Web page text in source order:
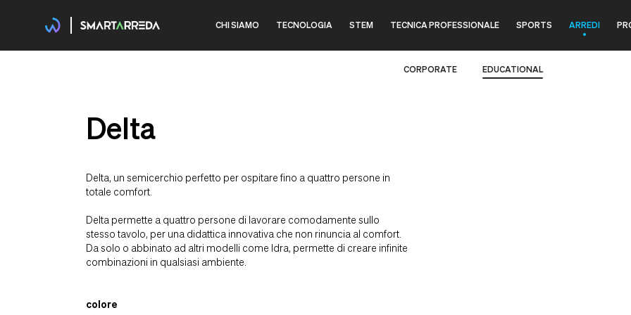
CHI SIAMO TECNOLOGIA STEM TECNICA PROFESSIONALE SPORTS ARREDI
CORPORATE EDUCATIONAL
Delta
Delta, un semicerchio perfetto per ospitare fino a quattro persone in
totale comfort.
Delta permette a quattro persone di lavorare comodamente sullo
stesso tavolo, per una didattica innovativa che non rinuncia al comfort.
Da solo o abbinato ad altri modelli come Idra, permette di creare infinite
combinazioni in qualsiasi ambiente.
colore